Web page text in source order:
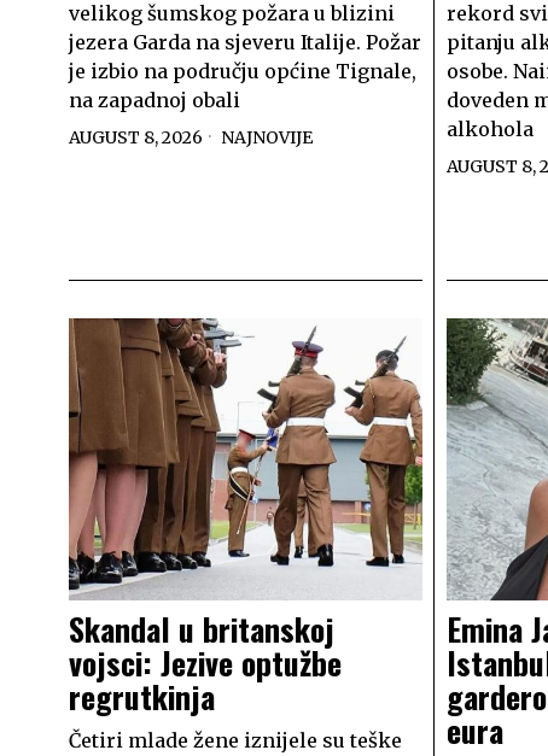
velikog šumskog požara u blizini
jezera Garda na sjeveru Italije. Požar
je izbio na području općine Tignale,
na zapadnoj obali
AUGUST 8, 2026 NAJNOVIJE
rekord
pitanju
osobe.
doveden
alkohola
AUGUST 8,
Skandal u britanskoj
vojsci: Jezive optužbe
regrutkinja
Četiri mlade žene iznijele su teške
Emina
eura